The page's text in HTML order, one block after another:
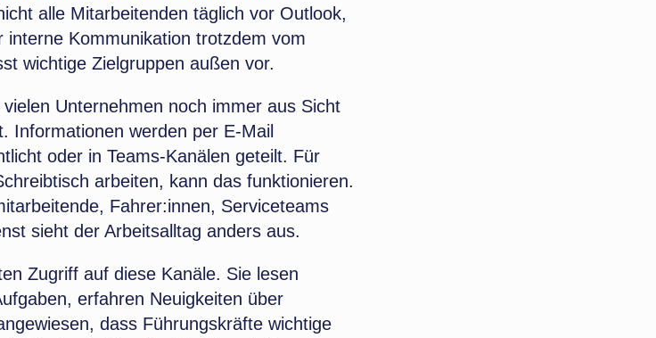
alle Mitarbeitenden täglich vor Outlook,
Kommunikation trotzdem vom
wichtige Zielgruppen außen vor.
Unternehmen noch immer aus Sicht
Informationen werden per E-Mail
oder in Teams-Kanälen geteilt. Für
arbeiten, kann das funktionieren.
Fahrer:innen, Serviceteams
sieht der Arbeitsalltag anders aus.
Zugriff auf diese Kanäle. Sie lesen
erfahren Neuigkeiten über
dass Führungskräfte wichtige